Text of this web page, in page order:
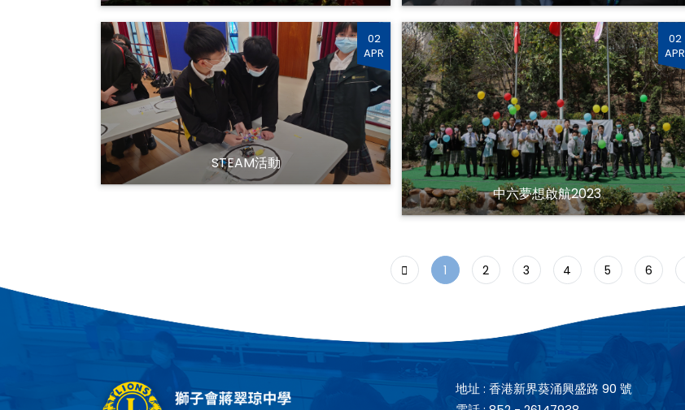
STEAM活動
02
APR
中六夢想啟航2023
02
APR
1 2 3 4 5 6
地址 :香港新界葵涌興盛路 90 號